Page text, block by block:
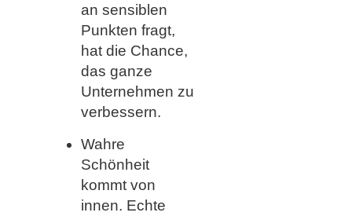
an sensiblen
Punkten fragt,
hat die Chance,
das ganze
Unternehmen zu
verbessern.
Wahre
Schönheit
kommt von
innen. Echte